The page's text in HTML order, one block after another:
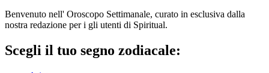
Benvenuto nell' Oroscopo Settimanale, curato in esclusiva dalla
nostra redazione per i gli utenti di Spiritual.
Scegli il tuo segno zodiacale: